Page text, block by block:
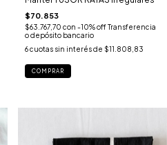
$70.853
$63.767,70 con -10% off Transferencia
o depósito bancario
6 cuotas sin interés de $11.808,83
COMPRAR